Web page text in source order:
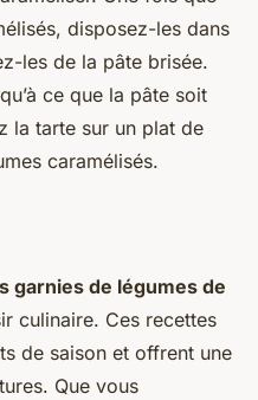
disposez-les dans
les de la pâte brisée.
ce que la pâte soit
la tarte sur un plat de
caramélisés.
garnies de légumes de
culinaire. Ces recettes
de saison et offrent une
Que vous